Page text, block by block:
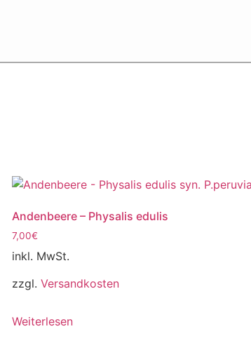
Andenbeere – Physalis edulis
7,00€
inkl. MwSt.
zzgl.Versandkosten
Weiterlesen